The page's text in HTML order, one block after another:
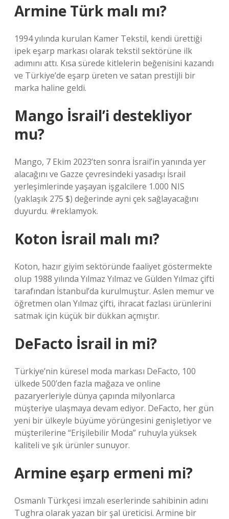
Armine Türk malı mı?
1994 yılında kurulan Kamer Tekstil, kendi ürettiği
ipek eşarp markası olarak tekstil sektörüne ilk
adımını attı. Kısa sürede kitlelerin beğenisini kazandı
ve Türkiye’de eşarp üreten ve satan prestijli bir
marka haline geldi.
Mango İsrail’i destekliyor
mu?
Mango, 7 Ekim 2023’ten sonra İsrail’in yanında yer
alacağını ve Gazze çevresindeki yasadışı İsrail
yerleşimlerinde yaşayan işgalcilere 1.000 NIS
(yaklaşık 275 $) değerinde ayni çek sağlayacağını
duyurdu. #reklamyok.
Koton İsrail malı mı?
Koton, hazır giyim sektöründe faaliyet göstermekte
olup 1988 yılında Yılmaz Yılmaz ve Gülden Yılmaz çifti
tarafından İstanbul’da kurulmuştur. Aslen memur ve
öğretmen olan Yılmaz çifti, ihracat fazlası ürünlerini
satmak için küçük bir dükkan açmıştır.
DeFacto İsrail in mi?
Türkiye’nin küresel moda markası DeFacto, 100
ülkede 500’den fazla mağaza ve online
pazaryerleriyle dünya çapında milyonlarca
müşteriye ulaşmaya devam ediyor. DeFacto, her gün
yeni bir ülkeyle büyüme yörüngesini genişletiyor ve
müşterilerine “Erişilebilir Moda” ruhuyla yüksek
kaliteli ve şık ürünler sunuyor.
Armine eşarp ermeni mi?
Osmanlı Türkçesi imzalı eserlerinde sahibinin adını
Tughra olarak yazan bir şal üreticisi. Armine bir